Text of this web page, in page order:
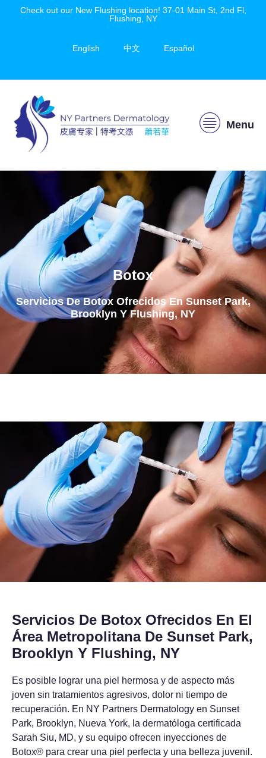
Check out our New Flushing location! 37-01 Main St, 2nd Fl,
Flushing, NY
English 中文 Español
Menu
Botox
Servicios De Botox Ofrecidos En Sunset Park,
Brooklyn Y Flushing, NY
Servicios De Botox Ofrecidos En El
Área Metropolitana De Sunset Park,
Brooklyn Y Flushing, NY
Es posible lograr una piel hermosa y de aspecto más
joven sin tratamientos agresivos, dolor ni tiempo de
recuperación. En NY Partners Dermatology en Sunset
Park, Brooklyn, Nueva York, la dermatóloga certificada
Sarah Siu, MD, y su equipo ofrecen inyecciones de
Botox® para crear una piel perfecta y una belleza juvenil.